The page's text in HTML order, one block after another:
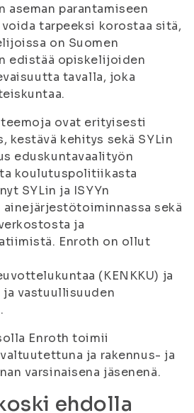
aseman parantamiseen
tarpeeksi korostaa sitä,
on Suomen
edistää opiskelijoiden
tavalla, joka
ovat erityisesti
kestävä kehitys sekä SYLin
eduskuntavaalityön
koulutuspolitiikasta
SYLin ja ISYYn
sekä
ja
Enroth on ollut
(KENKKU) ja
ja vastuullisuuden
Enroth toimii
ja rakennus- ja
varsinaisena jäsenenä.
ehdolla